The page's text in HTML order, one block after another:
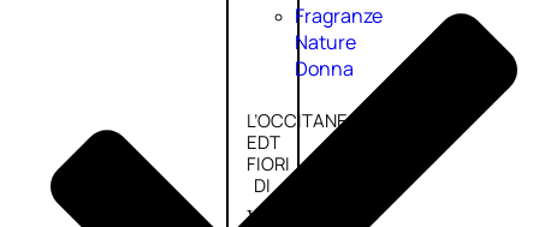
Fragranze
Nature
Donna
L’OCCITANE
EDT
FIORI
DI
Valutato